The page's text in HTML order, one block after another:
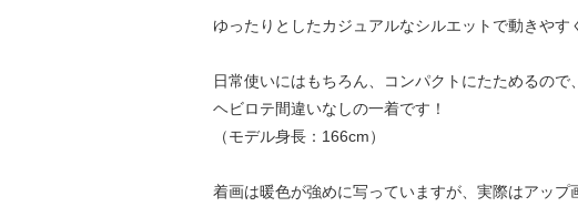
ゆったりとしたカジュアルなシルエットで動きやす
日常使いにはもちろん、コンパクトにたためるので
ヘビロテ間違いなしの一着です！
（モデル身長：166cm）
着画は暖色が強めに写っていますが、実際はアップ